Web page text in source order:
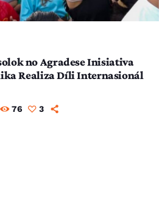
no Agradese Inisiativa
Realiza Díli Internasionál
76 3